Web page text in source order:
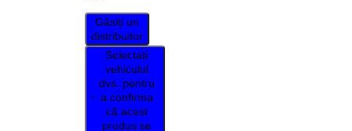
Găsiți un
distribuitor
Selectați
vehiculul
dvs. pentru
a confirma
că acest
produs se